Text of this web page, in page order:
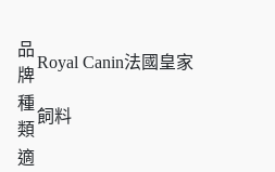
品
牌
Royal Canin法國皇家
種
類
飼料
適